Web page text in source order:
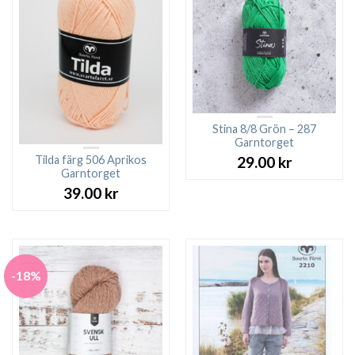
Tilda färg 506 Aprikos
Garntorget
39.00 kr
Stina 8/8 Grön – 287
Garntorget
29.00 kr
-18%